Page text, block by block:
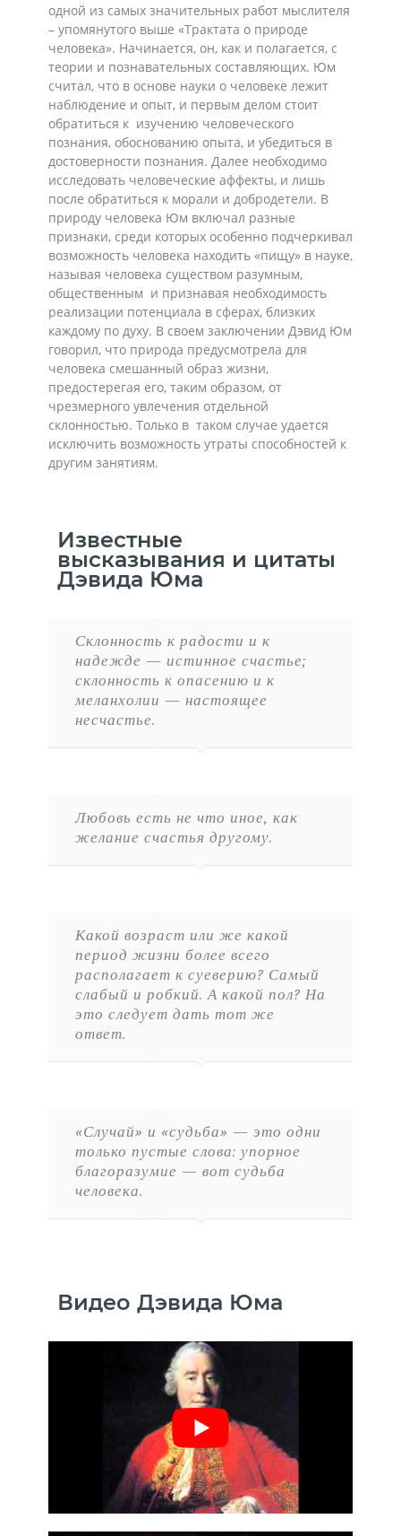
одной из самых значительных работ мыслителя
– упомянутого выше «Трактата о природе
человека». Начинается, он, как и полагается, с
теории и познавательных составляющих. Юм
считал, что в основе науки о человеке лежит
наблюдение и опыт, и первым делом стоит
обратиться к изучению человеческого
познания, обоснованию опыта, и убедиться в
достоверности познания. Далее необходимо
исследовать человеческие аффекты, и лишь
после обратиться к морали и добродетели. В
природу человека Юм включал разные
признаки, среди которых особенно подчеркивал
возможность человека находить «пищу» в науке,
называя человека существом разумным,
общественным и признавая необходимость
реализации потенциала в сферах, близких
каждому по духу. В своем заключении Дэвид Юм
говорил, что природа предусмотрела для
человека смешанный образ жизни,
предостерегая его, таким образом, от
чрезмерного увлечения отдельной
склонностью. Только в таком случае удается
исключить возможность утраты способностей к
другим занятиям.
Известные
высказывания и цитаты
Дэвида Юма
Склонность к радости и к
надежде — истинное счастье;
склонность к опасению и к
меланхолии — настоящее
несчастье.
Любовь есть не что иное, как
желание счастья другому.
Какой возраст или же какой
период жизни более всего
располагает к суеверию? Самый
слабый и робкий. А какой пол? На
это следует дать тот же
ответ.
«Случай» и «судьба» — это одни
только пустые слова: упорное
благоразумие — вот судьба
человека.
Видео Дэвида Юма